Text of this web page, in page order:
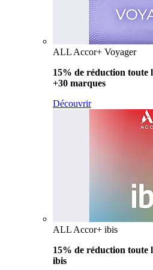
ALL Accor+ Voyager
15% de réduction toute
+30 marques
Découvrir
ALL Accor+ ibis
15% de réduction toute
ibis